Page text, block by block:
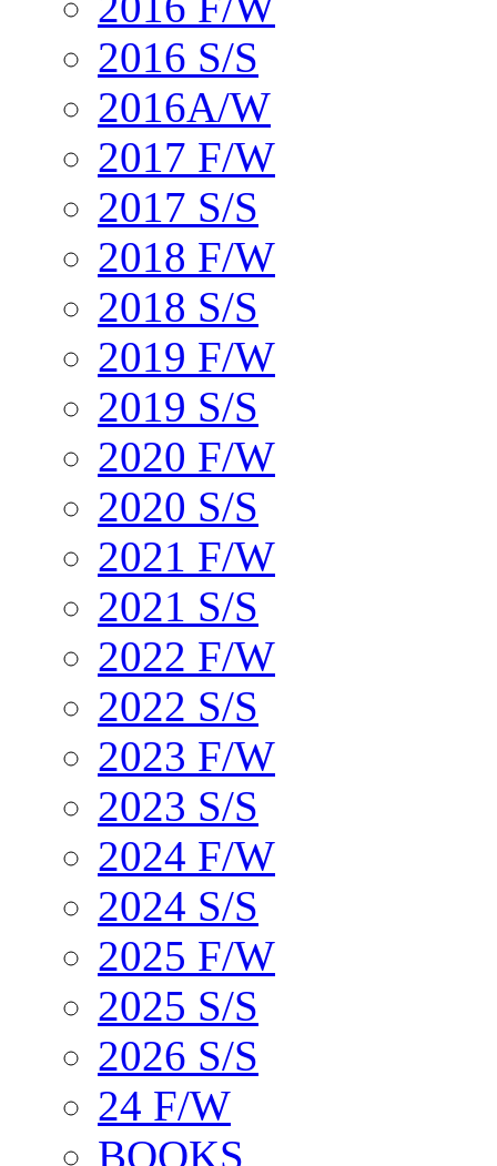
2016 S/S
2016A/W
2017 F/W
2017 S/S
2018 F/W
2018 S/S
2019 F/W
2019 S/S
2020 F/W
2020 S/S
2021 F/W
2021 S/S
2022 F/W
2022 S/S
2023 F/W
2023 S/S
2024 F/W
2024 S/S
2025 F/W
2025 S/S
2026 S/S
24 F/W
BOOKS